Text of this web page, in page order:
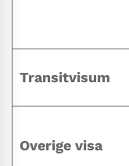
Transitvisum
Overige visa